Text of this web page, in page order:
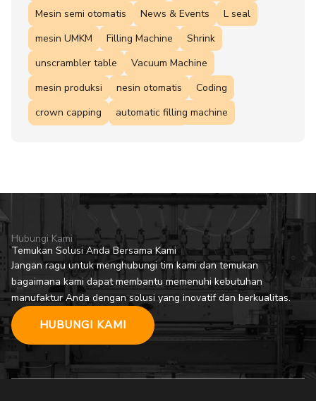
Mesin semi otomatis
News & Events
L seal
mesin UMKM
Filling Machine
Shrink
unscrambler table
Vacuum Machine
mesin produksi
nesin otomatis
Coding
crown capping
automatic filling machine
mesin packaging
coding machine
Filling machine otomatis
ROI blow molding
Hubungi Kami
Temukan Solusi Anda Bersama Kami
Jangan ragu untuk menghubungi tim kami dan temukan
bagaimana kami dapat membantu memenuhi kebutuhan
manufaktur Anda dengan solusi yang inovatif dan berkualitas.
HUBUNGI KAMI